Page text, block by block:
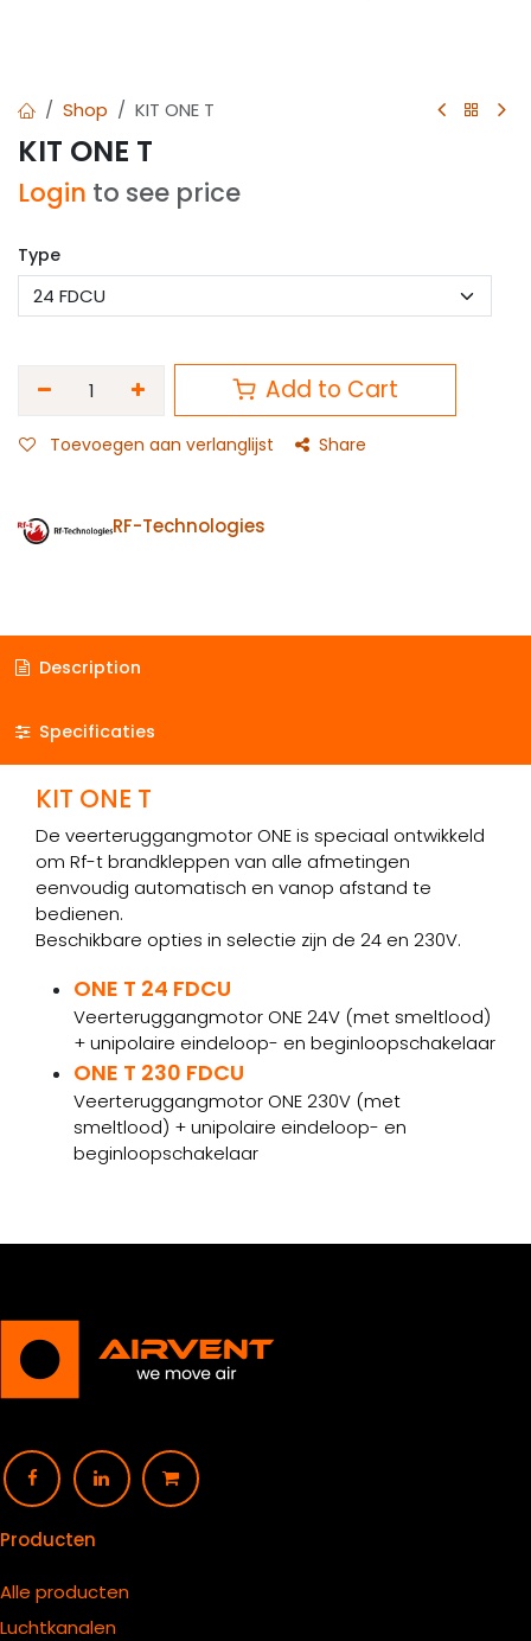
Shop KIT ONE T
KIT ONE T
Login to see price
Type
Add to Cart
Toevoegen aan verlanglijst Share
RF-Technologies
Description
Specificaties
KIT ONE T
De veerteruggangmotor ONE is speciaal ontwikkeld
om Rf-t brandkleppen van alle afmetingen
eenvoudig automatisch en vanop afstand te
bedienen.
Beschikbare opties in selectie zijn de 24 en 230V.
ONE T 24 FDCU
Veerteruggangmotor ONE 24V (met smeltlood)
+ unipolaire eindeloop- en beginloopschakelaar
ONE T 230 FDCU
Veerteruggangmotor ONE 230V (met
smeltlood) + unipolaire eindeloop- en
beginloopschakelaar
Producten
Alle producten
Luchtkanalen